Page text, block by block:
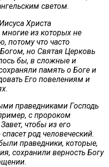
светом.
Христа
из которых не
потому что часто
но Святая Церковь
бы, в сложные и
память о Боге и
Его повелениям и
.
праведниками Господь
с пророком
чтобы из его
род человеческий.
праведники, которые,
сохранили верность Богу